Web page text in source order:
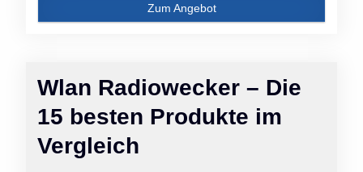
Wlan Radiowecker – Die
15 besten Produkte im
Vergleich
Zum Angebot